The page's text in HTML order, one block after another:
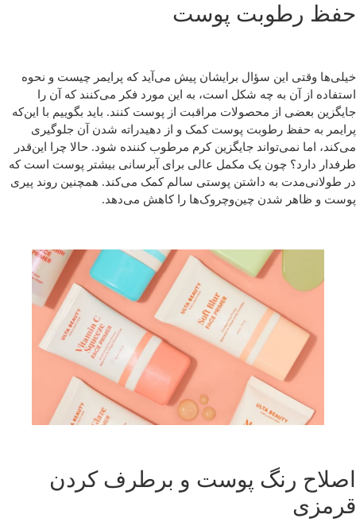
حفظ رطوبت پوست
خیلی‌ها وقتی این سؤال برایشان پیش می‌آید که پرایمر چیست و نحوه
استفاده از آن به چه شکل است، به این مورد فکر می‌کنند که آن را
جایگزین بعضی از محصولات مراقبت از پوست کنند. باید بگوییم با این‌که
پرایمر به حفظ رطوبت پوست کمک و از دهیدراته شدن آن جلوگیری
می‌کند، اما نمی‌تواند جایگزین کرم مرطوب کننده شود. حالا چرا این‌قدر
طرفدار دارد؟ چون یک مکمل عالی برای آبرسانی بیشتر پوست است که
در طولانی‌مدت به داشتن پوستی سالم کمک می‌کند. همچنین روند پیری
پوست و ظاهر شدن چین‌وچروک‌ها را کاهش می‌دهد.
اصلاح رنگ پوست و برطرف کردن
قرمزی